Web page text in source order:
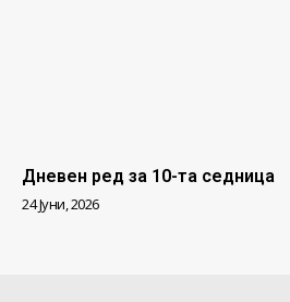
Дневен ред за 10-та седница
24 Јуни, 2026